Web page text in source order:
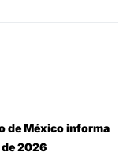
de México informa
2026